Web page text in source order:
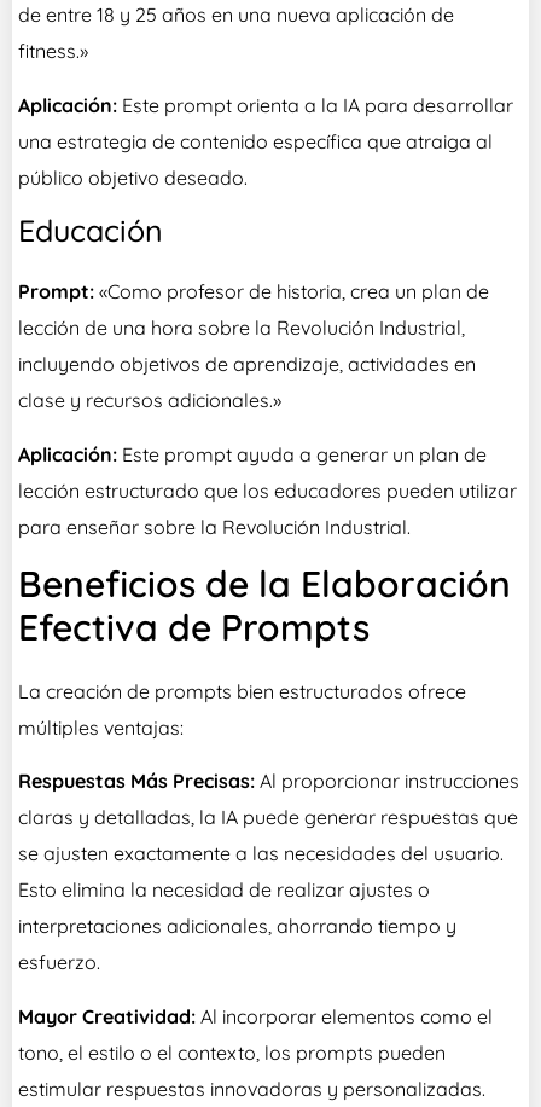
de entre 18 y 25 años en una nueva aplicación de
fitness.»
Aplicación: Este prompt orienta a la IA para desarrollar
una estrategia de contenido específica que atraiga al
público objetivo deseado.
Educación
Prompt: «Como profesor de historia, crea un plan de
lección de una hora sobre la Revolución Industrial,
incluyendo objetivos de aprendizaje, actividades en
clase y recursos adicionales.»
Aplicación: Este prompt ayuda a generar un plan de
lección estructurado que los educadores pueden utilizar
para enseñar sobre la Revolución Industrial.
Beneficios de la Elaboración
Efectiva de Prompts
La creación de prompts bien estructurados ofrece
múltiples ventajas:
Respuestas Más Precisas: Al proporcionar instrucciones
claras y detalladas, la IA puede generar respuestas que
se ajusten exactamente a las necesidades del usuario.
Esto elimina la necesidad de realizar ajustes o
interpretaciones adicionales, ahorrando tiempo y
esfuerzo.
Mayor Creatividad: Al incorporar elementos como el
tono, el estilo o el contexto, los prompts pueden
estimular respuestas innovadoras y personalizadas.